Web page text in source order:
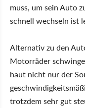
muss, um sein Auto
schnell wechseln ist
Alternativ zu den
Motorräder
haut nicht nur der
trotzdem sehr gut